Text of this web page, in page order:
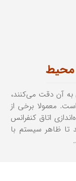
محیط
به آن دقت می‌کنند،
معمولا برخی از
اتاق کنفرانس
تا ظاهر سیستم با